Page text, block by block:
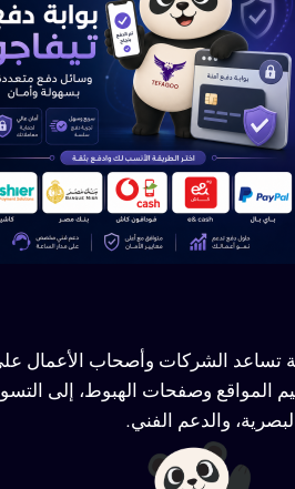
تساعد الشركات وأصحاب الأعمال
المواقع وصفحات الهبوط، إلى
والدعم الفني.